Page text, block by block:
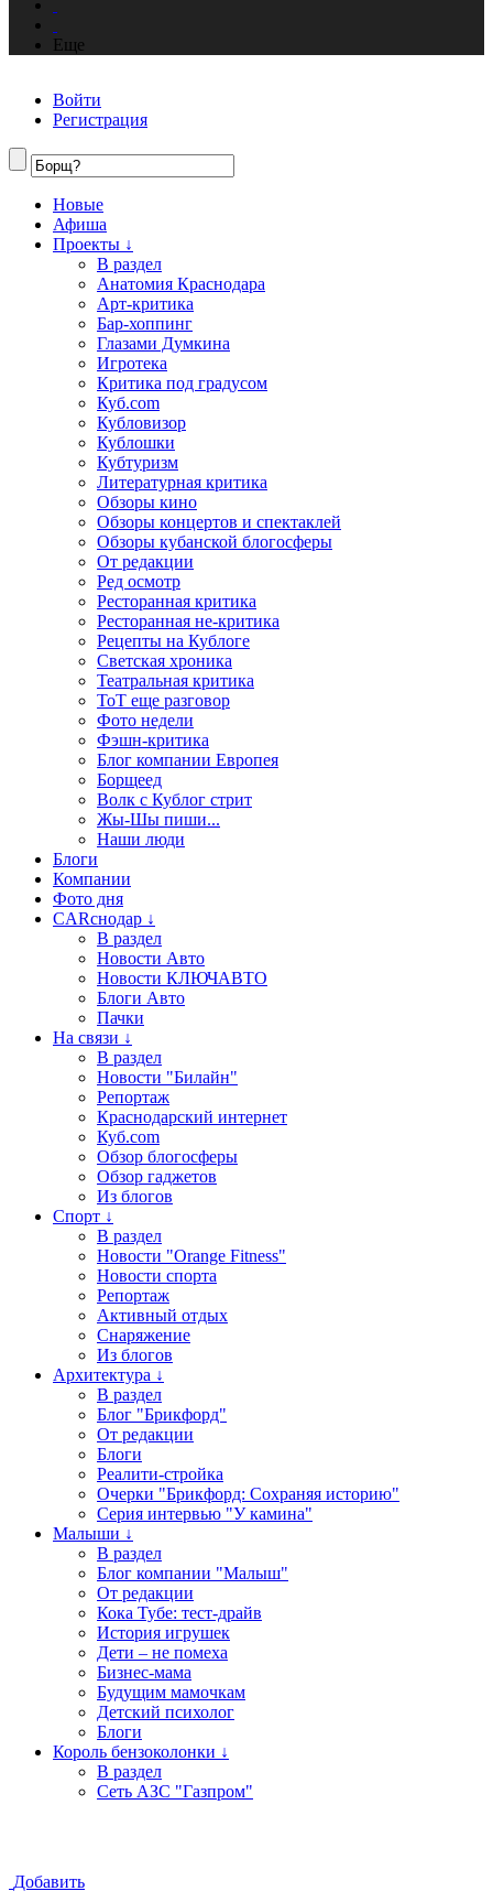
Еще
Войти
Регистрация
Новые
Афиша
Проекты ↓
В раздел
Анатомия Краснодара
Арт-критика
Бар-хоппинг
Глазами Думкина
Игротека
Критика под градусом
Куб.com
Кубловизор
Кублошки
Кубтуризм
Литературная критика
Обзоры кино
Обзоры концертов и спектаклей
Обзоры кубанской блогосферы
От редакции
Ред осмотр
Ресторанная критика
Ресторанная не-критика
Рецепты на Кублоге
Светская хроника
Театральная критика
ТоТ еще разговор
Фото недели
Фэшн-критика
Блог компании Европея
Борщеед
Волк с Кублог стрит
Жы-Шы пиши...
Наши люди
Блоги
Компании
Фото дня
CARснодар ↓
В раздел
Новости Авто
Новости КЛЮЧАВТО
Блоги Авто
Пачки
На связи ↓
В раздел
Новости "Билайн"
Репортаж
Краснодарский интернет
Куб.com
Обзор блогосферы
Обзор гаджетов
Из блогов
Спорт ↓
В раздел
Новости "Orange Fitness"
Новости спорта
Репортаж
Активный отдых
Снаряжение
Из блогов
Архитектура ↓
В раздел
Блог "Брикфорд"
От редакции
Блоги
Реалити-стройка
Очерки "Брикфорд: Сохраняя историю"
Серия интервью "У камина"
Малыши ↓
В раздел
Блог компании "Малыш"
От редакции
Кока Тубе: тест-драйв
История игрушек
Дети – не помеха
Бизнес-мама
Будущим мамочкам
Детский психолог
Блоги
Король бензоколонки ↓
В раздел
Сеть АЗС "Газпром"
Добавить